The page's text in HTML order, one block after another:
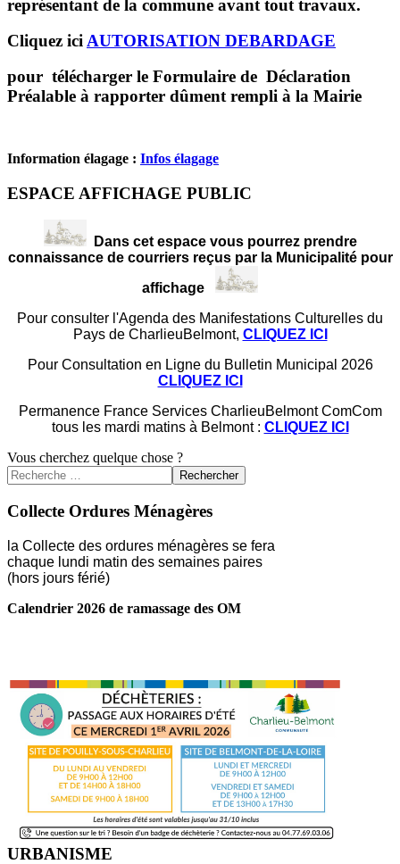
représentant de la commune avant tout travaux.
Cliquez ici AUTORISATION DEBARDAGE
pour télécharger le Formulaire de Déclaration
Préalable à rapporter dûment rempli à la Mairie
Information élagage : Infos élagage
ESPACE AFFICHAGE PUBLIC
Dans cet espace vous pourrez prendre
connaissance de courriers reçus par la Municipalité pour
affichage
Pour consulter l'Agenda des Manifestations Culturelles du
Pays de CharlieuBelmont, CLIQUEZ ICI
Pour Consultation en Ligne du Bulletin Municipal 2026
CLIQUEZ ICI
Permanence France Services CharlieuBelmont ComCom
tous les mardi matins à Belmont : CLIQUEZ ICI
Vous cherchez quelque chose ?
Rechercher
Collecte Ordures Ménagères
la Collecte des ordures ménagères se fera
chaque lundi matin des semaines paires
(hors jours férié)
Calendrier 2026 de ramassage des OM
URBANISME